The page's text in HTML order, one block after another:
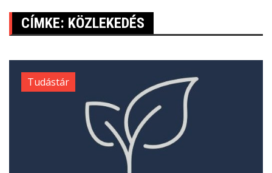
CÍMKE: KÖZLEKEDÉS
Tudástár